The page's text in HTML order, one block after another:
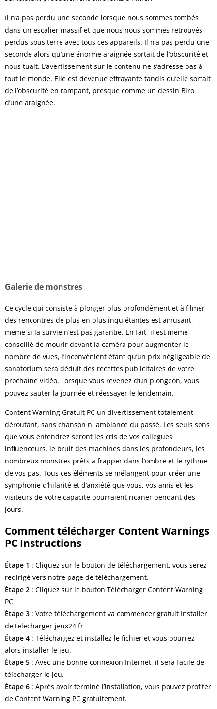
Il n’a pas perdu une seconde lorsque nous sommes tombés
dans un escalier massif et que nous nous sommes retrouvés
perdus sous terre avec tous ces appareils. Il n’a pas perdu une
seconde alors qu’une énorme araignée sortait de l’obscurité et
nous tuait. L’avertissement sur le contenu ne s’adresse pas à
tout le monde. Elle est devenue effrayante tandis qu’elle sortait
de l’obscurité en rampant, presque comme un dessin Biro
d’une araignée.
Galerie de monstres
Ce cycle qui consiste à plonger plus profondément et à filmer
des rencontres de plus en plus inquiétantes est amusant,
même si la survie n’est pas garantie. En fait, il est même
conseillé de mourir devant la caméra pour augmenter le
nombre de vues, l’inconvénient étant qu’un prix négligeable de
sanatorium sera déduit des recettes publicitaires de votre
prochaine vidéo. Lorsque vous revenez d’un plongeon, vous
pouvez sauter la journée et réessayer le lendemain.
Content Warning Gratuit PC un divertissement totalement
déroutant, sans chanson ni ambiance du passé. Les seuls sons
que vous entendrez seront les cris de vos collègues
influenceurs, le bruit des machines dans les profondeurs, les
nombreux monstres prêts à frapper dans l’ombre et le rythme
de vos pas. Tous ces éléments se mélangent pour créer une
symphonie d’hilarité et d’anxiété que vous, vos amis et les
visiteurs de votre capacité pourraient ricaner pendant des
jours.
Comment télécharger Content Warnings
PC Instructions
Étape 1 : Cliquez sur le bouton de téléchargement, vous serez
redirigé vers notre page de téléchargement.
Étape 2 : Cliquez sur le bouton Télécharger Content Warning
PC
Étape 3 : Votre téléchargement va commencer gratuit Installer
de telecharger-jeux24.fr
Étape 4 : Téléchargez et installez le fichier et vous pourrez
alors installer le jeu.
Étape 5 : Avec une bonne connexion Internet, il sera facile de
télécharger le jeu.
Étape 6 : Après avoir terminé l’installation, vous pouvez profiter
de Content Warning PC gratuitement.